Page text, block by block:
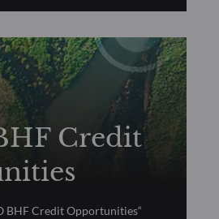
Credit
BHF Credit Opportunities“